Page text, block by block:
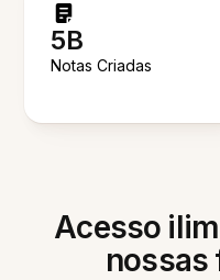
5B
Notas Criadas
Acesso
nossas